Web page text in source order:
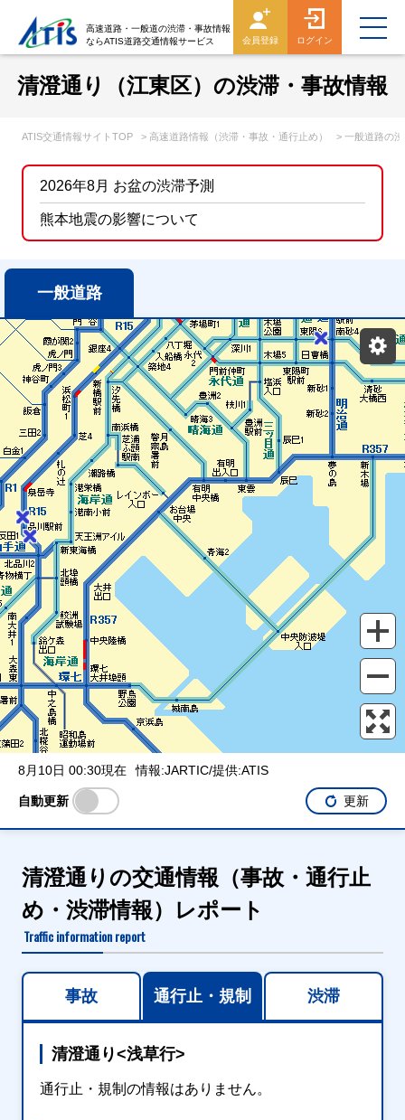
高速道路・一般道の渋滞・事故情報
ならATIS道路交通情報サービス
会員登録 ログイン
清澄通り（江東区）の渋滞・事故情報
ATIS交通情報サイトTOP > 高速道路情報（渋滞・事故・通行止め） > 一般道路の
2026年8月 お盆の渋滞予測
熊本地震の影響について
一般道路
表示設定
渋滞 通行止め
チェーン規制等
調整中
規制情報
規制 通行止め
8月10日 00:30現在 情報:JARTIC/提供:ATIS
自動更新 更新
清澄通りの交通情報（事故・通行止
め・渋滞情報）レポート
Traffic information report
事故 通行止・規制 渋滞
清澄通り<浅草行>
通行止・規制の情報はありません。